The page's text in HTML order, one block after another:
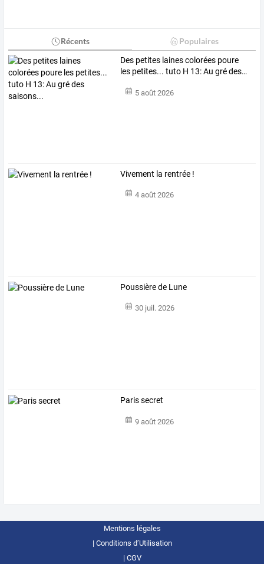
Récents Populaires
Des petites lainescolorées poure
les petites... tuto H 13:Au grédes…
5 août 2026
Vivement la rentrée !
4 août 2026
Poussière de Lune
30 juil. 2026
Paris secret
9 août 2026
Mentions légales
Conditions d’Utilisation
CGV